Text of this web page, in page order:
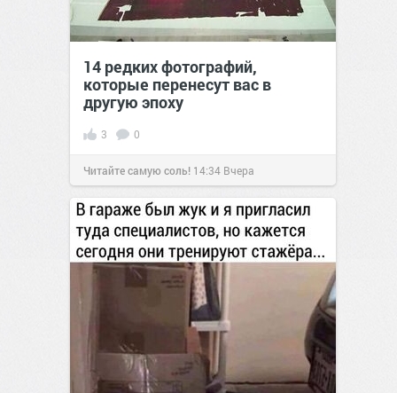
14 редких фотографий,
которые перенесут вас в
другую эпоху
3 0
Читайте самую соль! 14:34 Вчера